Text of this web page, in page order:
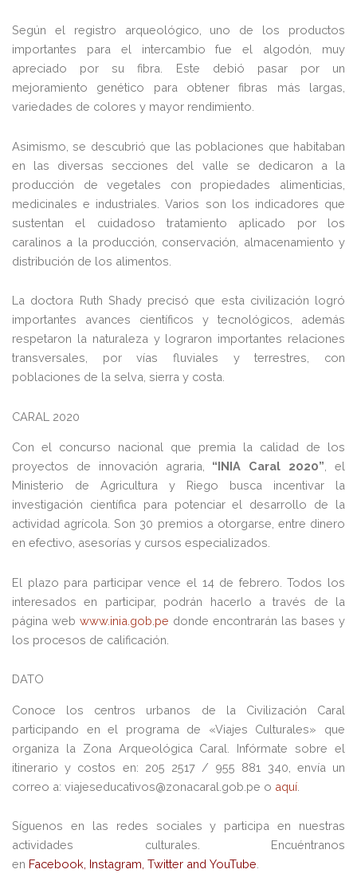
Según el registro arqueológico, uno de los productos
importantes para el intercambio fue el algodón, muy
apreciado por su fibra. Este debió pasar por un
mejoramiento genético para obtener fibras más largas,
variedades de colores y mayor rendimiento.
Asimismo, se descubrió que las poblaciones que habitaban
en las diversas secciones del valle se dedicaron a la
producción de vegetales con propiedades alimenticias,
medicinales e industriales. Varios son los indicadores que
sustentan el cuidadoso tratamiento aplicado por los
caralinos a la producción, conservación, almacenamiento y
distribución de los alimentos.
La doctora Ruth Shady precisó que esta civilización logró
importantes avances científicos y tecnológicos, además
respetaron la naturaleza y lograron importantes relaciones
transversales, por vías fluviales y terrestres, con
poblaciones de la selva, sierra y costa.
CARAL 2020
Con el concurso nacional que premia la calidad de los
proyectos de innovación agraria, “INIA Caral 2020” , el
Ministerio de Agricultura y Riego busca incentivar la
investigación científica para potenciar el desarrollo de la
actividad agrícola. Son 30 premios a otorgarse, entre dinero
en efectivo, asesorías y cursos especializados.
El plazo para participar vence el 14 de febrero. Todos los
interesados en participar, podrán hacerlo a través de la
página web www.inia.gob.pe donde encontrarán las bases y
los procesos de calificación.
DATO
Conoce los centros urbanos de la Civilización Caral
participando en el programa de «Viajes Culturales» que
organiza la Zona Arqueológica Caral. Infórmate sobre el
itinerario y costos en: 205 2517 / 955 881 340, envía un
correo a: viajeseducativos@zonacaral.gob.pe o aquí
Síguenos en las redes sociales y participa en nuestras
actividades culturales. Encuéntranos
en Facebook Instagram Twitter and YouTube